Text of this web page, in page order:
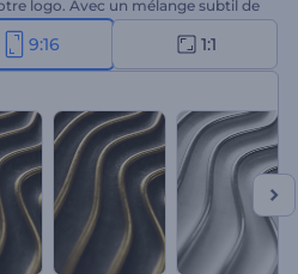
logo. Avec un mélange subtil de
moderne est sûr de faire de
un succès. Prenez une minute
votre slogan et attendez
générique animé de manière
aux ouvertures d'entreprise,
promotions de salons de
une touche d'élégance à
durable sur votre public cible
le maintenant !
9:16 1:1